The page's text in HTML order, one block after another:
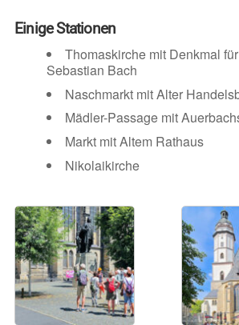
Einige Stationen
Thomaskirche mit Denkmal
Sebastian Bach
Naschmarkt mit Alter
Mädler-Passage mit
Markt mit Altem Rathaus
Nikolaikirche